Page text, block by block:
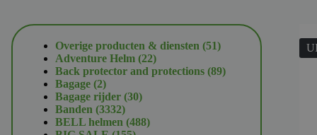
Overige producten & diensten 5151
Adventure Helm 2222
producten
Back protector and protections 8989
Bagage 22
producten
Bagage rijder 3030
Banden 33323332
producten
BELL helmen 488488